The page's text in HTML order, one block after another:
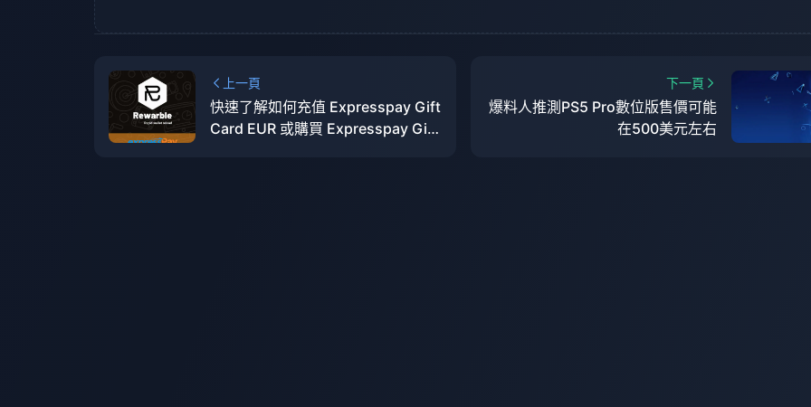
上一頁
快速了解如何充值 Expresspay Gift
Card EUR 或購買 Expresspay Gift
下一頁
爆料人推測PS5 Pro數位版售價可能
在500美元左右